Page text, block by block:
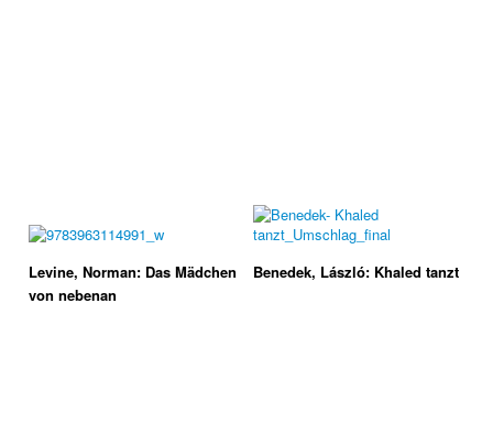
Levine, Norman: Das Mädchen
von nebenan
Benedek, László: Khaled tanzt